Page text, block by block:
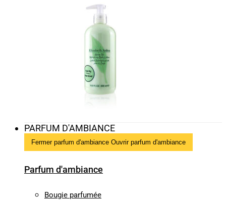
PARFUM D'AMBIANCE
Fermer parfum d'ambiance Ouvrir parfum d'ambiance
Parfum d'ambiance
Bougie parfumée